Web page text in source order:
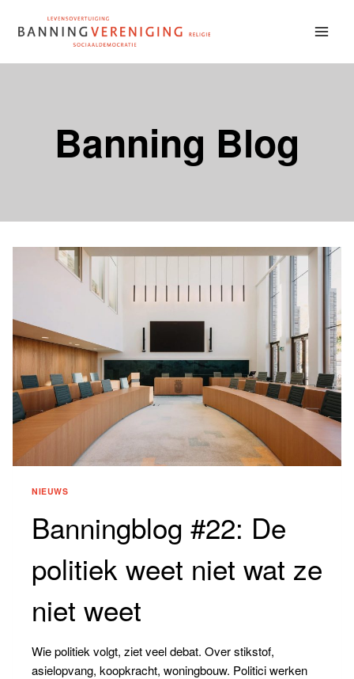
naar
Banning Blog
NIEUWS
Banningblog #22: De
politiek weet niet wat ze
niet weet
Wie politiek volgt, ziet veel debat. Over stikstof,
asielopvang, koopkracht, woningbouw. Politici werken